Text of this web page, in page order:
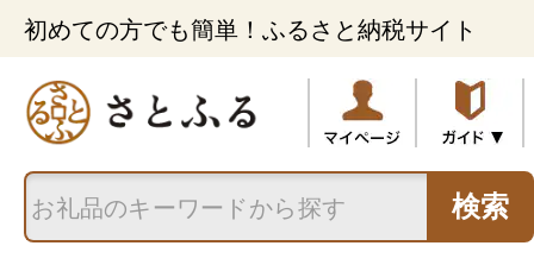
初めての方でも簡単！ふるさと納税サイト
検索